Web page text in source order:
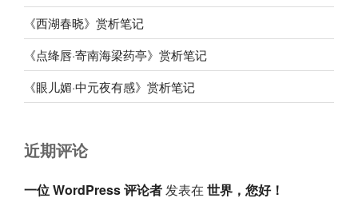
《西湖春晓》赏析笔记
《点绛唇·寄南海梁药亭》赏析笔记
《眼儿媚·中元夜有感》赏析笔记
近期评论
一位 WordPress 评论者发表在 世界，您好！